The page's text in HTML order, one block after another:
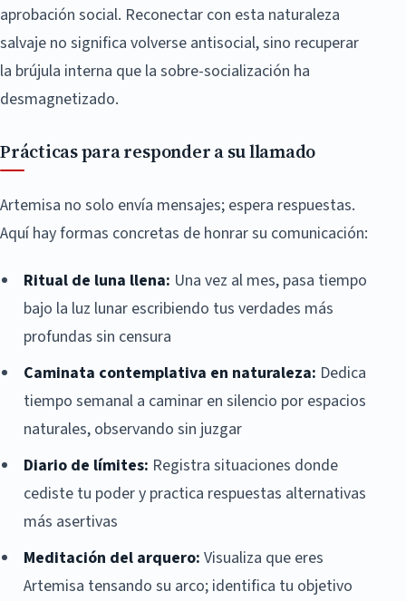
aprobación social. Reconectar con esta naturaleza
salvaje no significa volverse antisocial, sino recuperar
la brújula interna que la sobre-socialización ha
desmagnetizado.
Prácticas para responder a su llamado
Artemisa no solo envía mensajes; espera respuestas.
Aquí hay formas concretas de honrar su comunicación:
Ritual de luna llena: Una vez al mes, pasa tiempo
bajo la luz lunar escribiendo tus verdades más
profundas sin censura
Caminata contemplativa en naturaleza: Dedica
tiempo semanal a caminar en silencio por espacios
naturales, observando sin juzgar
Diario de límites: Registra situaciones donde
cediste tu poder y practica respuestas alternativas
más asertivas
Meditación del arquero: Visualiza que eres
Artemisa tensando su arco; identifica tu objetivo